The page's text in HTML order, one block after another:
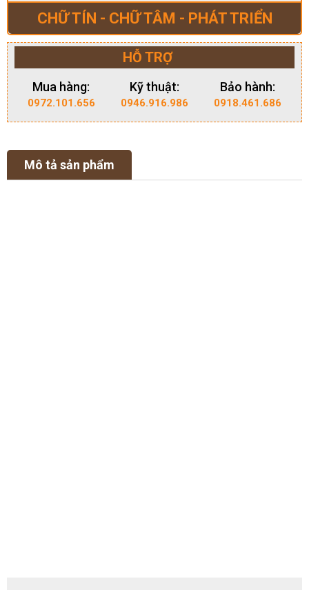
CHỮ TÍN - CHỮ TÂM - PHÁT TRIỂN
HỖ TRỢ
Mua hàng:
0972.101.656
Kỹ thuật:
0946.916.986
Bảo hành:
0918.461.686
Mô tả sản phẩm